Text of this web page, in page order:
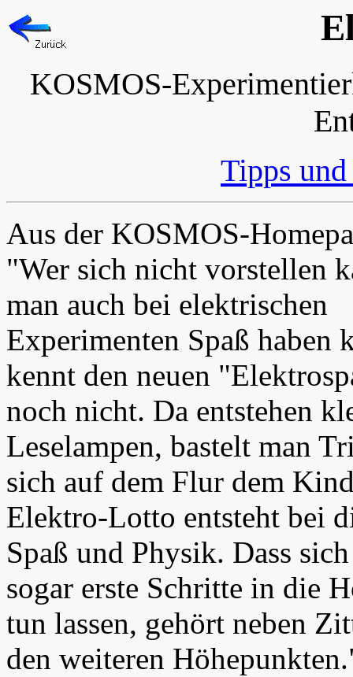
KOSMOS-
Tipps
Aus der KOSMOS-
"Wer sich nicht vorstellen
man auch bei elektrischen
Experimenten Spaß haben
kennt den neuen
noch nicht. Da entstehen
Leselampen, bastelt man
sich auf dem Flur dem
Elektro-Lotto entsteht bei
Spaß und Physik. Dass
sogar erste Schritte in die
tun lassen, gehört neben
den weiteren